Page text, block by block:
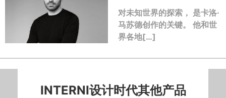
对未知世界的探索， 是卡洛·
马苏德创作的关键。 他和世
界各地[…]
INTERNI设计时代其他产品